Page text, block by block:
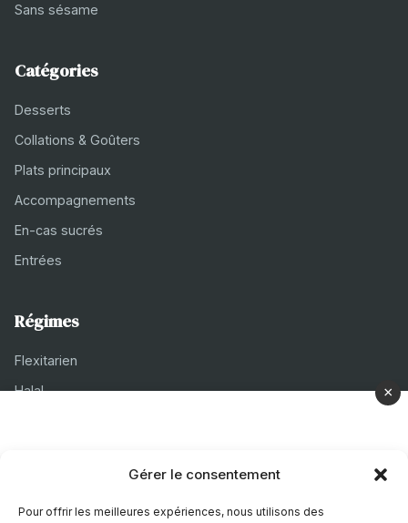
Gérer le consentement
Pour offrir les meilleures expériences, nous utilisons des
Sans sésame
Catégories
Desserts
Collations & Goûters
Plats principaux
Accompagnements
En-cas sucrés
Entrées
Régimes
Flexitarien
Halal
À propos
×